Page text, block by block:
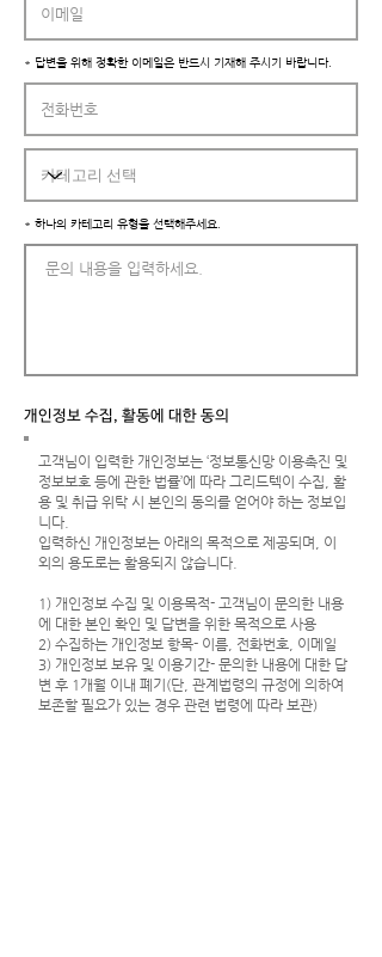
* 답변을 위해 정확한 이메일은 반드시 기재해 주시기 바랍니다.
* 하나의 카테고리 유형을 선택해주세요.
​개인정보 수집, 활동에 대한 동의
고객님이 입력한 개인정보는 ‘정보통신망 이용촉진 및
정보보호 등에 관한 법률’에 따라 그리드텍이 수집, 활
용 및 취급 위탁 시 본인의 동의를 얻어야 하는 정보입
니다.
입력하신 개인정보는 아래의 목적으로 제공되며, 이
외의 용도로는 활용되지 않습니다.
1) 개인정보 수집 및 이용목적- 고객님이 문의한 내용
에 대한 본인 확인 및 답변을 위한 목적으로 사용
2) 수집하는 개인정보 항목- 이름, 전화번호, 이메일
3) 개인정보 보유 및 이용기간- 문의한 내용에 대한 답
변 후 1개월 이내 폐기(단, 관계법령의 규정에 의하여
보존할 필요가 있는 경우 관련 법령에 따라 보관)